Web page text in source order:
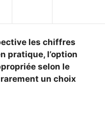
les chiffres
pratique, l’option
selon le
un choix